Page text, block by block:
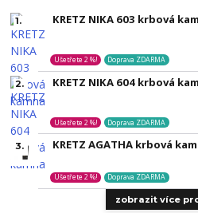
1. KRETZ NIKA 603 krbová
Ušetřete 2 %! Doprava ZDARMA
2. KRETZ NIKA 604 krbová
Ušetřete 2 %! Doprava ZDARMA
3. KRETZ AGATHA krbová
Ušetřete 2 %! Doprava ZDARMA
zobrazit více